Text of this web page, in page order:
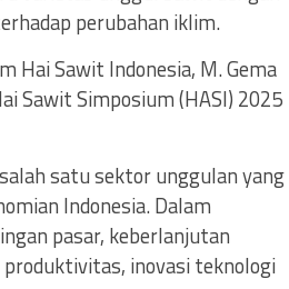
perubahan iklim.
Hai Sawit Indonesia, M. Gema
Sawit Simposium (HASI) 2025
satu sektor unggulan yang
Indonesia. Dalam
pasar, keberlanjutan
inovasi teknologi